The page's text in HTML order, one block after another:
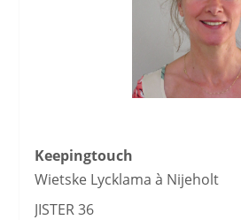
Keepingtouch
Wietske Lycklama à Nijeholt
JISTER 36